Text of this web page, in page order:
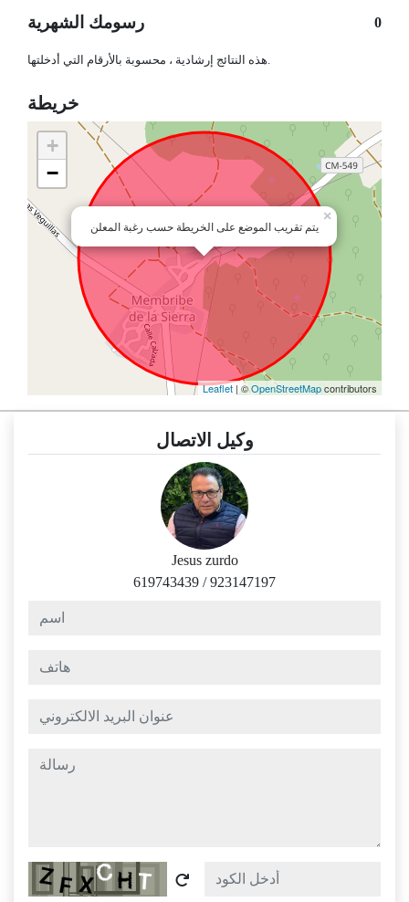
رسومك الشهرية 0
هذه النتائج إرشادية ، محسوبة بالأرقام التي أدخلتها.
خريطة
يتم تقريب الموضع على الخريطة حسب رغبة المعلن
×
+
−
Leaflet | ©OpenStreetMapcontributors
وكيل الاتصال
Jesus zurdo
619743439 /923147197
عنوان البريد الالكتروني
رسالة
Captcha